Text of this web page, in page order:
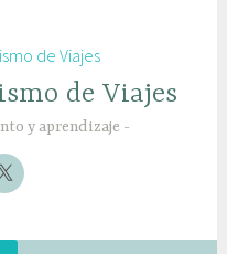
de Viajes
y aprendizaje